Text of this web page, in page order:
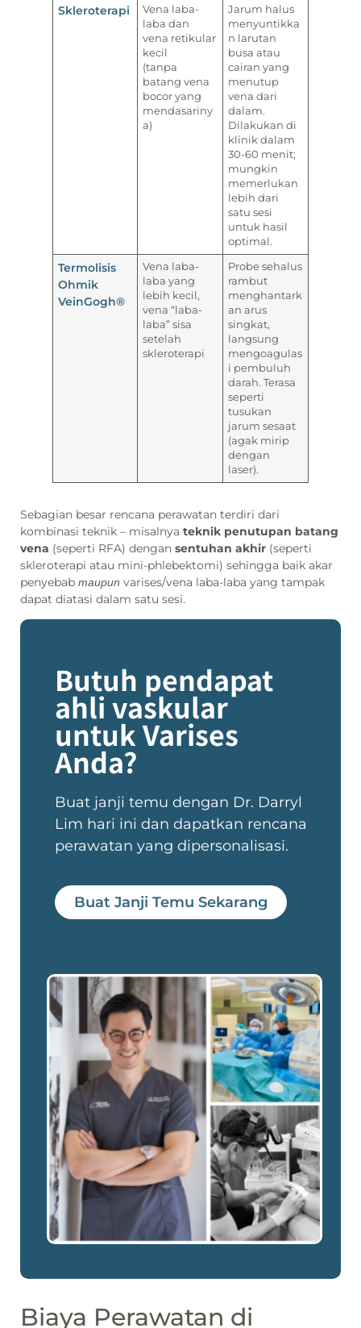
Skleroterapi
Vena laba-
laba dan
vena retikular
kecil
(tanpa
batang vena
bocor yang
mendasariny
a)
Jarum halus
menyuntikka
n larutan
busa atau
cairan yang
menutup
vena dari
dalam.
Dilakukan di
klinik dalam
30-60 menit;
mungkin
memerlukan
lebih dari
satu sesi
untuk hasil
optimal.
Termolisis
Ohmik
VeinGogh®
Vena laba-
laba yang
lebih kecil,
vena “laba-
laba” sisa
setelah
skleroterapi
Probe sehalus
rambut
menghantark
an arus
singkat,
langsung
mengoagulas
i pembuluh
darah. Terasa
seperti
tusukan
jarum sesaat
(agak mirip
dengan
laser).
Sebagian besar rencana perawatan terdiri dari
kombinasi teknik – misalnya teknik penutupan batang
vena (seperti RFA) dengan sentuhan akhir (seperti
skleroterapi atau mini-phlebektomi) sehingga baik akar
penyebab maupun varises/vena laba-laba yang tampak
dapat diatasi dalam satu sesi.
Butuh pendapat
ahli vaskular
untuk Varises
Anda?
Buat janji temu dengan Dr. Darryl
Lim hari ini dan dapatkan rencana
perawatan yang dipersonalisasi.
Buat Janji Temu Sekarang
Biaya Perawatan di